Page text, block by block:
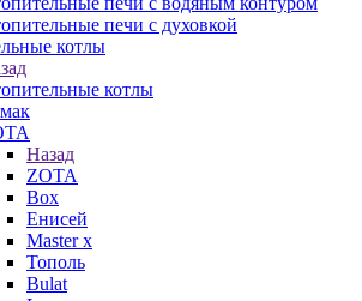
печи с духовкой
котлы
котлы
Назад
ZOTA
Box
Енисей
Master x
Тополь
Bulat